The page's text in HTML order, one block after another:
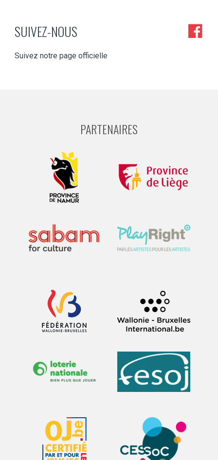
SUIVEZ-NOUS
Suivez notre page officielle
PARTENAIRES